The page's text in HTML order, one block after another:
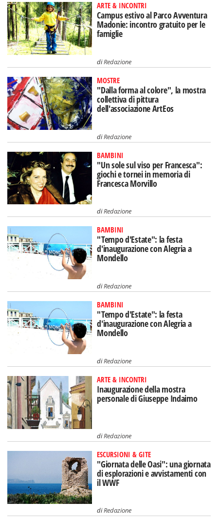
ARTE & INCONTRI
Campus estivo al Parco Avventura
Madonie: incontro gratuito per le
famiglie
diRedazione
MOSTRE
"Dalla forma al colore", la mostra
collettiva di pittura
dell'associazione ArtEos
diRedazione
BAMBINI
"Un sole sul viso per Francesca":
giochi e tornei in memoria di
Francesca Morvillo
diRedazione
BAMBINI
"Tempo d'Estate": la festa
d'inaugurazione con Alegria a
Mondello
diRedazione
BAMBINI
"Tempo d'Estate": la festa
d'inaugurazione con Alegria a
Mondello
diRedazione
ARTE & INCONTRI
Inaugurazione della mostra
personale di Giuseppe Indaimo
diRedazione
ESCURSIONI & GITE
"Giornata delle Oasi": una giornata
di esplorazioni e avvistamenti con
il WWF
diRedazione